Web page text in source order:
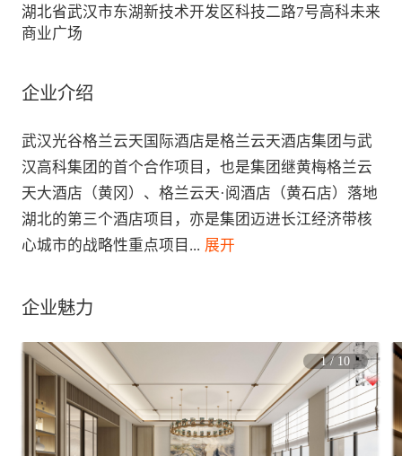
湖北省武汉市东湖新技术开发区科技二路7号高科未来
商业广场
企业介绍
武汉光谷格兰云天国际酒店是格兰云天酒店集团与武
汉高科集团的首个合作项目，也是集团继黄梅格兰云
天大酒店（黄冈）、格兰云天·阅酒店（黄石店）落地
湖北的第三个酒店项目，亦是集团迈进长江经济带核
心城市的战略性重点项目 ... 展开
企业魅力
1/10